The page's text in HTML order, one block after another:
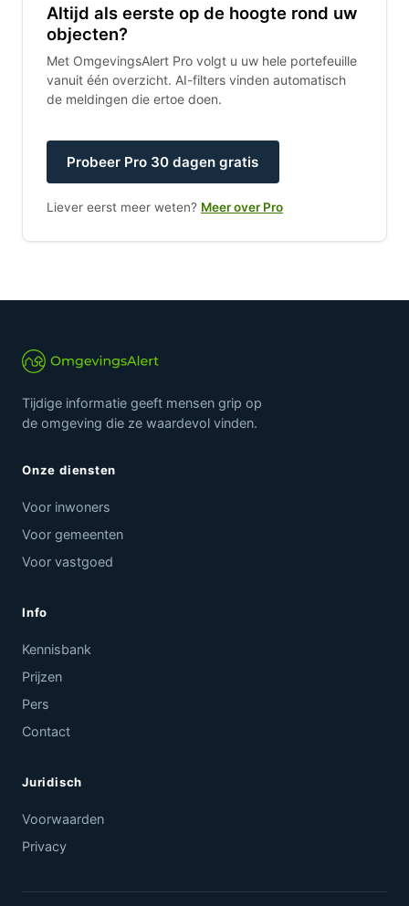
Altijd als eerste op de hoogte rond uw
objecten?
Met OmgevingsAlert Pro volgt u uw hele portefeuille
vanuit één overzicht. AI-filters vinden automatisch
de meldingen die ertoe doen.
Probeer Pro 30 dagen gratis
Liever eerst meer weten? Meer over Pro
Tijdige informatie geeft mensen grip op
de omgeving die ze waardevol vinden.
Onze diensten
Voor inwoners
Voor gemeenten
Voor vastgoed
Info
Kennisbank
Prijzen
Pers
Contact
Juridisch
Voorwaarden
Privacy